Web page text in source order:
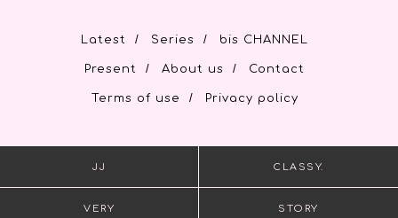
Latest / Series / bis CHANNEL
Present / About us / Contact
Terms of use / Privacy policy
JJ CLASSY.
VERY STORY